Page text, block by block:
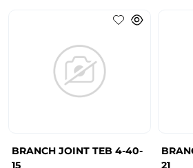
BRANCH JOINT TEB 4-40-
15
21